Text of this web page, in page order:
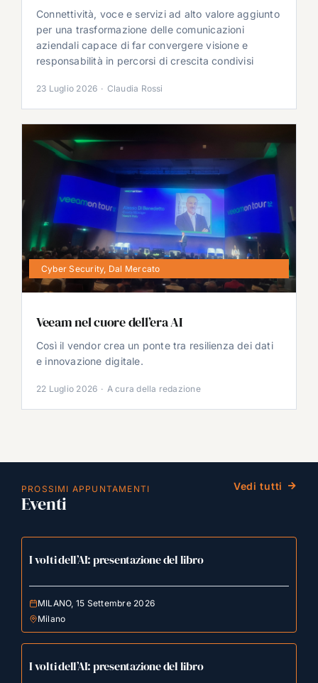
Connettività, voce e servizi ad alto valore aggiunto
per una trasformazione delle comunicazioni
aziendali capace di far convergere visione e
responsabilità in percorsi di crescita condivisi
23 Luglio 2026 · Claudia Rossi
Cyber Security, Dal Mercato
Veeam nel cuore dell’era AI
Così il vendor crea un ponte tra resilienza dei dati
e innovazione digitale.
22 Luglio 2026 · A cura della redazione
PROSSIMI APPUNTAMENTI
Eventi
Vedi tutti
I volti dell’AI: presentazione del libro
MILANO, 15 Settembre 2026
Milano
I volti dell’AI: presentazione del libro